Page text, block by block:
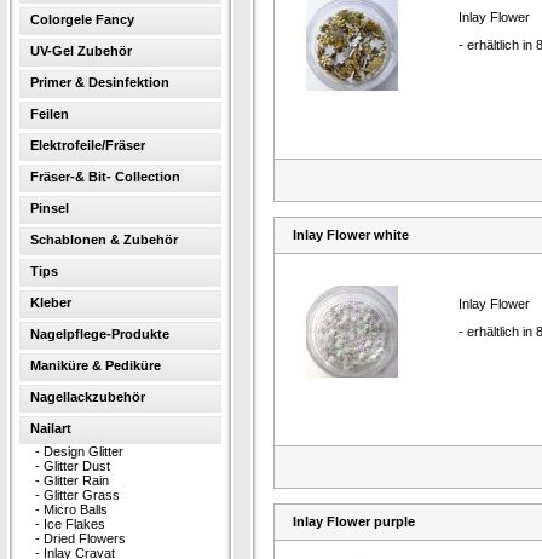
Colorgele Fancy
UV-Gel Zubehör
Primer & Desinfektion
Feilen
Elektrofeile/Fräser
Fräser-& Bit- Collection
Pinsel
Schablonen & Zubehör
Tips
Kleber
Nagelpflege-Produkte
Maniküre & Pediküre
Nagellackzubehör
Nailart
- Design Glitter
- Glitter Dust
- Glitter Rain
- Glitter Grass
- Micro Balls
- Ice Flakes
- Dried Flowers
- Inlay Cravat
Inlay Flower
- erhältlich in
Inlay Flower white
Inlay Flower
- erhältlich in
Inlay Flower purple